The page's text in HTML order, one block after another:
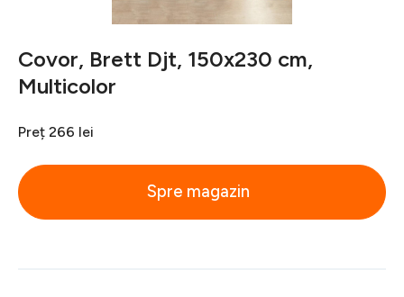
Covor, Brett Djt, 150x230 cm,
Multicolor
Preț 266 lei
Spre magazin